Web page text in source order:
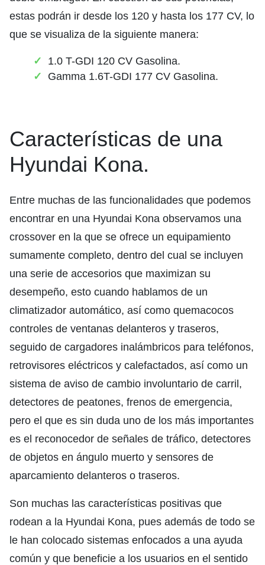
estas podrán ir desde los 120 y hasta los 177 CV, lo
que se visualiza de la siguiente manera:
1.0 T-GDI 120 CV Gasolina.
Gamma 1.6T-GDI 177 CV Gasolina.
Características de una
Hyundai Kona.
Entre muchas de las funcionalidades que podemos
encontrar en una Hyundai Kona observamos una
crossover en la que se ofrece un equipamiento
sumamente completo, dentro del cual se incluyen
una serie de accesorios que maximizan su
desempeño, esto cuando hablamos de un
climatizador automático, así como quemacocos
controles de ventanas delanteros y traseros,
seguido de cargadores inalámbricos para teléfonos,
retrovisores eléctricos y calefactados, así como un
sistema de aviso de cambio involuntario de carril,
detectores de peatones, frenos de emergencia,
pero el que es sin duda uno de los más importantes
es el reconocedor de señales de tráfico, detectores
de objetos en ángulo muerto y sensores de
aparcamiento delanteros o traseros.
Son muchas las características positivas que
rodean a la Hyundai Kona, pues además de todo se
le han colocado sistemas enfocados a una ayuda
común y que beneficie a los usuarios en el sentido